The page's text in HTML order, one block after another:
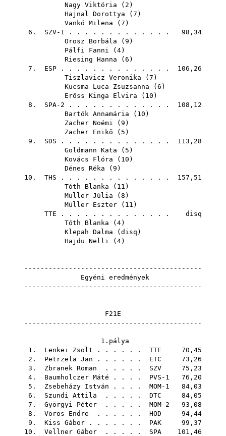
Nagy Viktória ( 2 )
Hajnal Dorottya ( 7 )
Vankó Milena ( 7 )
6. SZV-1 . . . . . . . . . . . . . 98,34
Orosz Borbála ( 9 )
Pálfi Fanni ( 4)
Riesing Hanna ( 6 )
7. ESP . . . . . . . . . . . . . . 106,26
Tiszlavicz Veronika ( 7 )
Kucsma Luca Zsuzsanna ( 6 )
Erőss Kinga Elvira ( 10 )
8. SPA-2 . . . . . . . . . . . . . 108,12
Bartók Annamária ( 10 )
Zacher Noémi ( 9 )
Zacher Enikő ( 5 )
9. SDS . . . . . . . . . . . . . . 113,28
Goldmann Kata ( 5 )
Kovács Flóra ( 10 )
Dénes Réka ( 9 )
10. THS . . . . . . . . . . . . . . 157,51
Tóth Blanka ( 11 )
Müller Júlia ( 8 )
Müller Eszter ( 11 )
TTE . . . . . . . . . . . . . . disq
Tóth Blanka ( 4)
Klepah Dalma ( disq )
Hajdu Nelli ( 4)
--------------------------------------------
Egyéni eredmények
--------------------------------------------
F21E
--------------------------------------------
1.pálya
1. Lenkei Zsolt . . . . . . TTE 70,45
2. Petrzela Jan . . . . . . ETC 73,26
3. Zbranek Roman . . . . . SZV 75,23
4. Baumholczer Máté . . . . PVS-1 76,20
5. Zsebeházy István . . . . MOM-1 84,03
6. Szundi Attila . . . . . DTC 84,05
7. Györgyi Péter . . . . . MOM-2 93,08
8. Vörös Endre . . . . . . HOD 94,44
9. Kiss Gábor . . . . . . . PAK 99,37
10. Vellner Gábor . . . . . SPA 101,46